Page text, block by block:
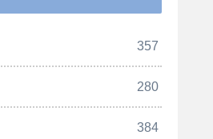
357
280
384